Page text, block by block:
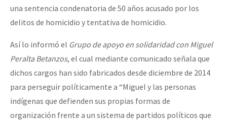
una sentencia condenatoria de 50 años acusado por los
delitos de homicidio y tentativa de homicidio.
Así lo informó el Grupo de apoyo en solidaridad con Miguel
Peralta Betanzos, el cual mediante comunicado señala que
dichos cargos han sido fabricados desde diciembre de 2014
para perseguir políticamente a “Miguel y las personas
indígenas que defienden sus propias formas de
organización frente a un sistema de partidos políticos que